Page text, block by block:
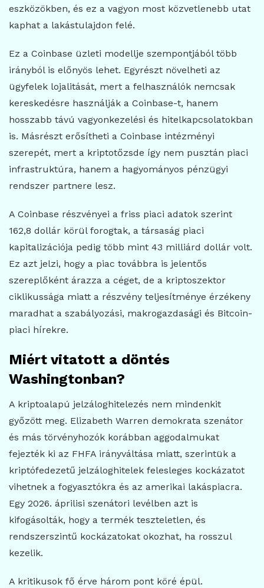
eszközökben, és ez a vagyon most közvetlenebb utat
kaphat a lakástulajdon felé.
Ez a Coinbase üzleti modellje szempontjából több
irányból is előnyös lehet. Egyrészt növelheti az
ügyfelek lojalitását, mert a felhasználók nemcsak
kereskedésre használják a Coinbase-t, hanem
hosszabb távú vagyonkezelési és hitelkapcsolatokban
is. Másrészt erősítheti a Coinbase intézményi
szerepét, mert a kriptotőzsde így nem pusztán piaci
infrastruktúra, hanem a hagyományos pénzügyi
rendszer partnere lesz.
A Coinbase részvényei a friss piaci adatok szerint
162,8 dollár körül forogtak, a társaság piaci
kapitalizációja pedig több mint 43 milliárd dollár volt.
Ez azt jelzi, hogy a piac továbbra is jelentős
szereplőként árazza a céget, de a kriptoszektor
ciklikussága miatt a részvény teljesítménye érzékeny
maradhat a szabályozási, makrogazdasági és Bitcoin-
piaci hírekre.
Miért vitatott a döntés
Washingtonban?
A kriptoalapú jelzáloghitelezés nem mindenkit
győzött meg. Elizabeth Warren demokrata szenátor
és más törvényhozók korábban aggodalmukat
fejezték ki az FHFA irányváltása miatt, szerintük a
kriptófedezetű jelzáloghitelek felesleges kockázatot
vihetnek a fogyasztókra és az amerikai lakáspiacra.
Egy 2026. áprilisi szenátori levélben azt is
kifogásolták, hogy a termék teszteletlen, és
rendszerszintű kockázatokat okozhat, ha rosszul
kezelik.
A kritikusok fő érve három pont köré épül.